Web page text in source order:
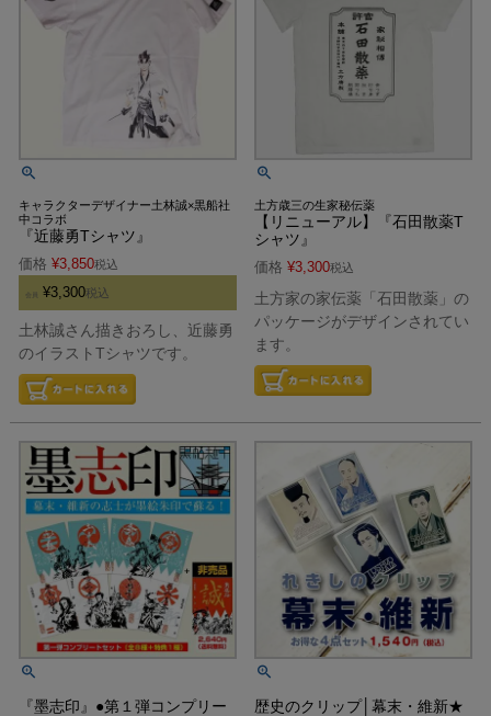
キャラクターデザイナー土林誠×黒船社
中コラボ
『近藤勇Tシャツ』
価格 ¥3,850税込
会員 ¥3,300税込
土林誠さん描きおろし、近藤勇
のイラストTシャツです。
土方歳三の生家秘伝薬
【リニューアル】『石田散薬T
シャツ』
価格 ¥3,300税込
土方家の家伝薬「石田散薬」の
パッケージがデザインされてい
ます。
『墨志印』●第１弾コンプリー
歴史のクリップ│幕末・維新★